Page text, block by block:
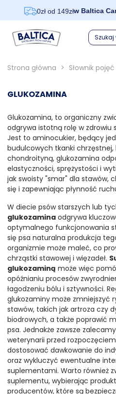
0zł od 149złw Baltica
Szukaj
Strona główna > Słownik pojęć
GLUKOZAMINA
Glukozamina, to organiczny
odgrywa istotną rolę w zdrowiu
Jest to aminocukier, będący
budulcowych tkanki
chondroityną, glukozamina
elastyczności, sprężystości i
jak swoisty "smar" dla stawów,
się i zapewniając płynność
W diecie psów starszych lub
glukozamina odgrywa
optymalnego funkcjonowania
się psa naturalna produkcja
organizmie może maleć, co
chrząstki stawowej i więzadeł.
glukozaminą może więc
opóźnianiu procesów
łagodzeniu bólu i sztywności.
glukozaminy może zmniejszyć
stawów, takich jak artroza czy
biodrowych, a także poprawić
psa. Jednakże zawsze
weterynarii przed
dostosować dawkowanie do
oraz wykluczyć ewentualne
suplementami. Warto również
suplementu, wybierając
producentów, które są